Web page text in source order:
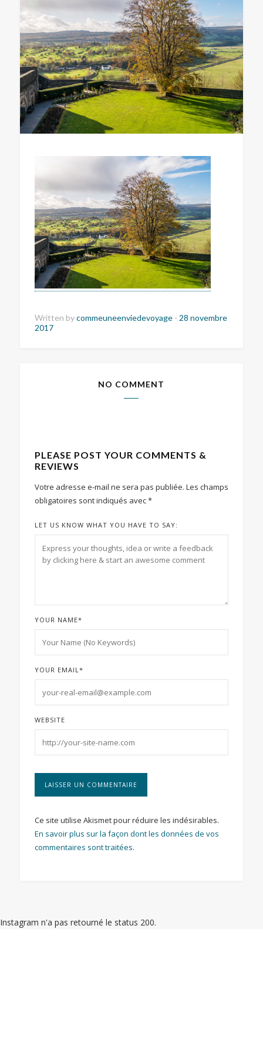
Written bycommeuneenviedevoyage - 28 novembre
2017
NO COMMENT
PLEASE POST YOUR COMMENTS &
REVIEWS
Votre adresse e-mail ne sera pas publiée. Les champs
obligatoires sont indiqués avec*
LET US KNOW WHAT YOU HAVE TO SAY:
YOUR NAME*
YOUR EMAIL*
WEBSITE
Ce site utilise Akismet pour réduire les indésirables.
En savoir plus sur la façon dont les données de vos
commentaires sont traitées.
Instagram n'a pas retourné le status 200.